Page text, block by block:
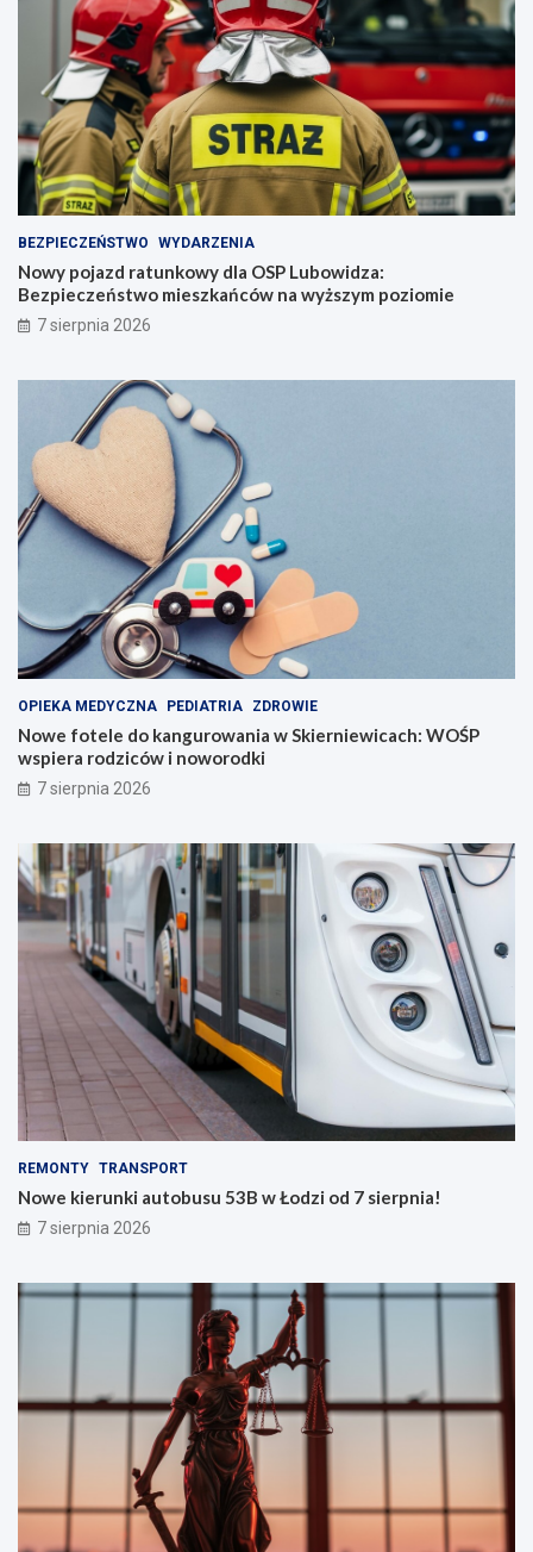
BEZPIECZEŃSTWO WYDARZENIA
Nowy pojazd ratunkowy dla OSP Lubowidza:
Bezpieczeństwo mieszkańców na wyższym poziomie
7 sierpnia 2026
OPIEKA MEDYCZNA PEDIATRIA ZDROWIE
Nowe fotele do kangurowania w Skierniewicach: WOŚP
wspiera rodziców i noworodki
7 sierpnia 2026
REMONTY TRANSPORT
Nowe kierunki autobusu 53B w Łodzi od 7 sierpnia!
7 sierpnia 2026